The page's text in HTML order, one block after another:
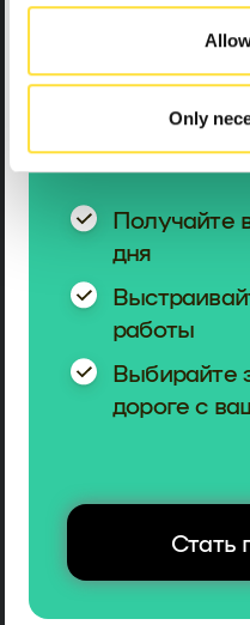
Only
Работайте
графику и
Получайте
дня
работы
Выбирайте
дороге с
Cтать